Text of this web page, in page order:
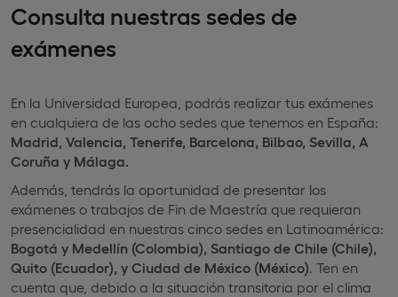
Consulta nuestras sedes de
exámenes
En la Universidad Europea, podrás realizar tus exámenes
en cualquiera de las ocho sedes que tenemos en España:
Madrid, Valencia, Tenerife, Barcelona, Bilbao, Sevilla, A
Coruña y Málaga.
Además, tendrás la oportunidad de presentar los
exámenes o trabajos de Fin de Maestría que requieran
presencialidad en nuestras cinco sedes en Latinoamérica:
Bogotá y Medellín (Colombia), Santiago de Chile (Chile),
Quito (Ecuador), y Ciudad de México (México). Ten en
cuenta que, debido a la situación transitoria por el clima